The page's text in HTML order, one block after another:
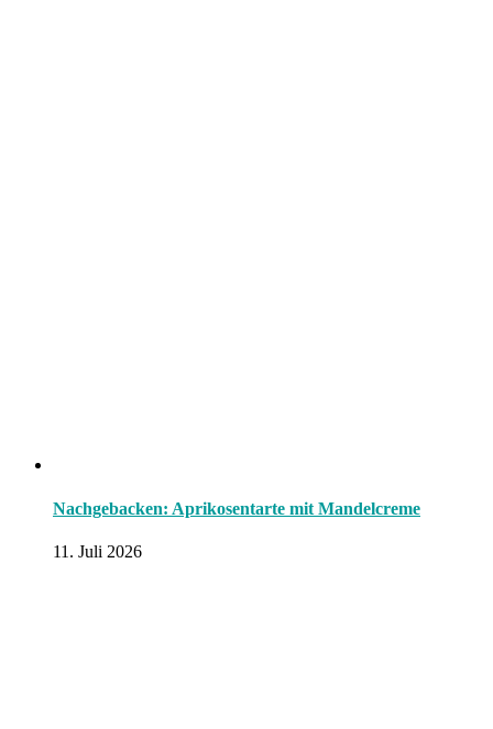
Nachgebacken: Aprikosentarte mit Mandelcreme
11. Juli 2026